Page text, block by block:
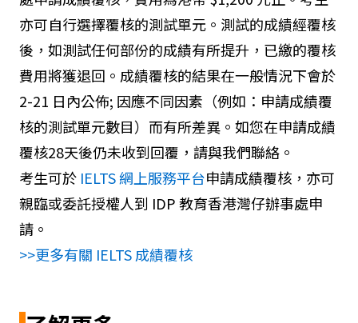
亦可自行選擇覆核的測試單元。測試的成績經覆核
後，如測試任何部份的成績有所提升，已繳的覆核
費用將獲退回。成績覆核的結果在一般情況下會於
2-21 日內公佈; 因應不同因素（例如：申請成績覆
核的測試單元數目）而有所差異。如您在申請成績
覆核28天後仍未收到回覆，請與我們聯絡。
考生可於 IELTS 網上服務平台申請成績覆核，亦可
親臨或委託授權人到 IDP 教育香港灣仔辦事處申
請。
>>更多有關 IELTS 成績覆核